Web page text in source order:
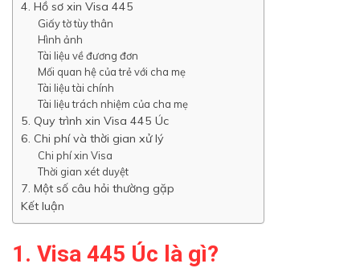
4. Hồ sơ xin Visa 445
Giấy tờ tùy thân
Hình ảnh
Tài liệu về đương đơn
Mối quan hệ của trẻ với cha mẹ
Tài liệu tài chính
Tài liệu trách nhiệm của cha mẹ
5. Quy trình xin Visa 445 Úc
6. Chi phí và thời gian xử lý
Chi phí xin Visa
Thời gian xét duyệt
7. Một số câu hỏi thường gặp
Kết luận
1. Visa 445 Úc là gì?